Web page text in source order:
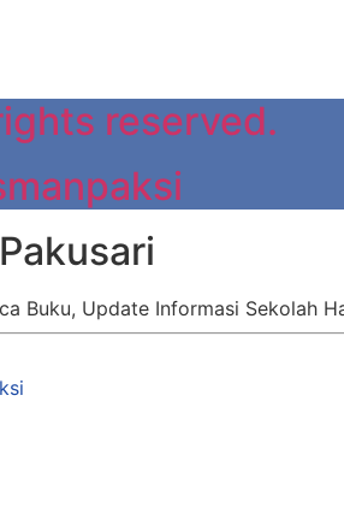
reserved.
Buku, Update Informasi Sekolah